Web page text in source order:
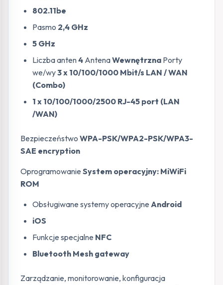
802.11be
Pasmo 2,4 GHz
5 GHz
Liczba anten4 AntenaWewnętrzna Porty
we/wy3 x 10/100/1000 Mbit/s LAN / WAN
(Combo)
1 x 10/100/1000/2500 RJ-45 port (LAN
/WAN)
Bezpieczeństwo WPA-PSK/WPA2-PSK/WPA3-
SAE encryption
Oprogramowanie System operacyjny: MiWiFi
ROM
Obsługiwane systemy operacyjne Android
iOS
Funkcje specjalne NFC
Bluetooth Mesh gateway
Zarządzanie, monitorowanie, konfiguracja